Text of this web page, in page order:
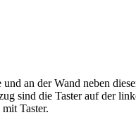
an der Wand neben
sind die Taster auf der
Taster.